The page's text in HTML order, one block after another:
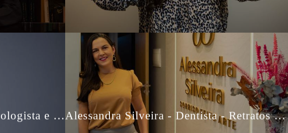
Daniele Escouto - Médica Nefrologista e Professora - Retratos Profissionais Alessandra Silveira - Dentista - Retratos Profissionais